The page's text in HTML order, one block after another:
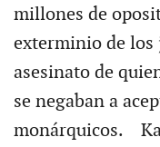
millones de
exterminio de
asesinato de
se negaban a
monárquicos.